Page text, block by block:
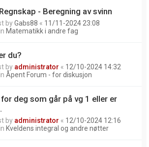
- Beregning av svinn
byGabs88 « 11/11-2024 23:08
Matematikk i andre fag
du?
by administrator « 12/10-2024 14:32
Åpent Forum - for diskusjon
deg som går på vg 1 eller er
by administrator « 12/10-2024 12:16
Kveldens integral og andre nøtter